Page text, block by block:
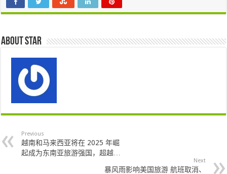
About star
Previous
越南和马来西亚将在 2025 年崛
起成为东南亚旅游强国，超越…
Next
暴风雨影响美国旅游 航班取消、